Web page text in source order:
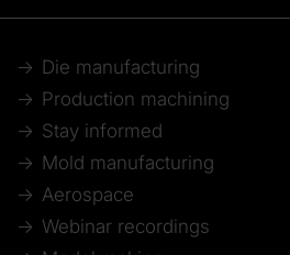
Die manufacturing
Production machining
Stay informed
Mold manufacturing
Aerospace
Webinar recordings